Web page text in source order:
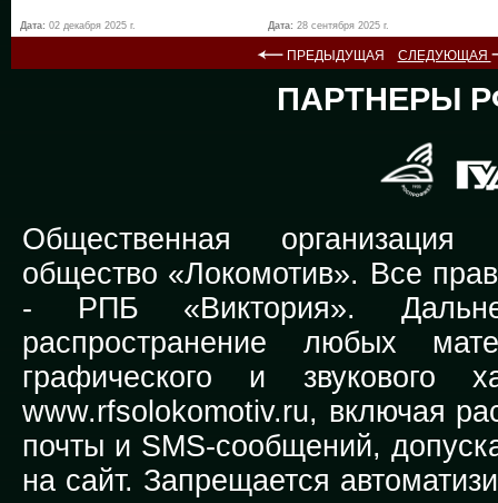
Дата: 02 декабря 2025 г. Дата: 28 сентября 2025 г.
ПРЕДЫДУЩАЯ СЛЕДУЮЩАЯ
ПАРТНЕРЫ
Общественная организация
общество «Локомотив». Все
- РПБ «Виктория».
распространение любых
графического и звукового
www.rfsolokomotiv.ru, включая
почты и SMS-сообщений,
на сайт. Запрещается